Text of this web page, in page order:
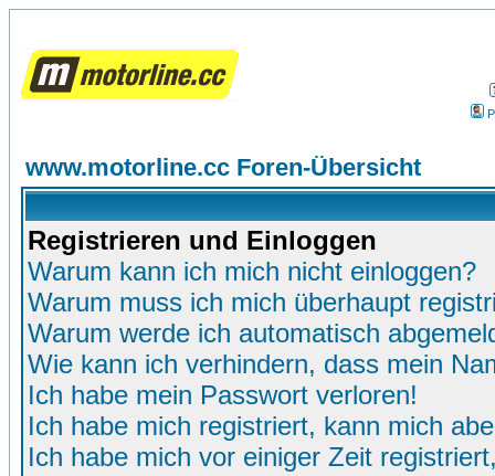
www.motorline.cc Foren-Übersicht
Registrieren und Einloggen
Warum kann ich mich nicht einloggen?
Warum muss ich mich überhaupt
Warum werde ich automatisch
Wie kann ich verhindern, dass mein
Ich habe mein Passwort verloren!
Ich habe mich registriert, kann mich
Ich habe mich vor einiger Zeit